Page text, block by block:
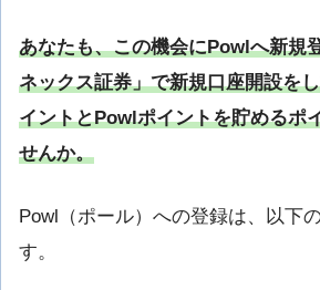
あなたも、この機会にPowlへ新規
ネックス証券」で新規口座開設を
イントとPowlポイントを貯めるポ
せんか。
Powl（ポール）への登録は、以下
す。